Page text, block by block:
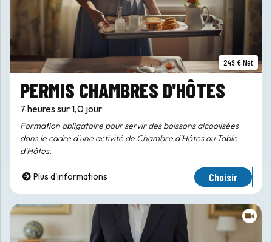
249 € Net
PERMIS CHAMBRES D'HÔTES
7 heures sur 1,0 jour
Formation obligatoire pour servir des boissons alcoolisées
dans le cadre d'une activité de Chambre d'Hôtes ou Table
d'Hôtes.
Plus d'informations Choisir